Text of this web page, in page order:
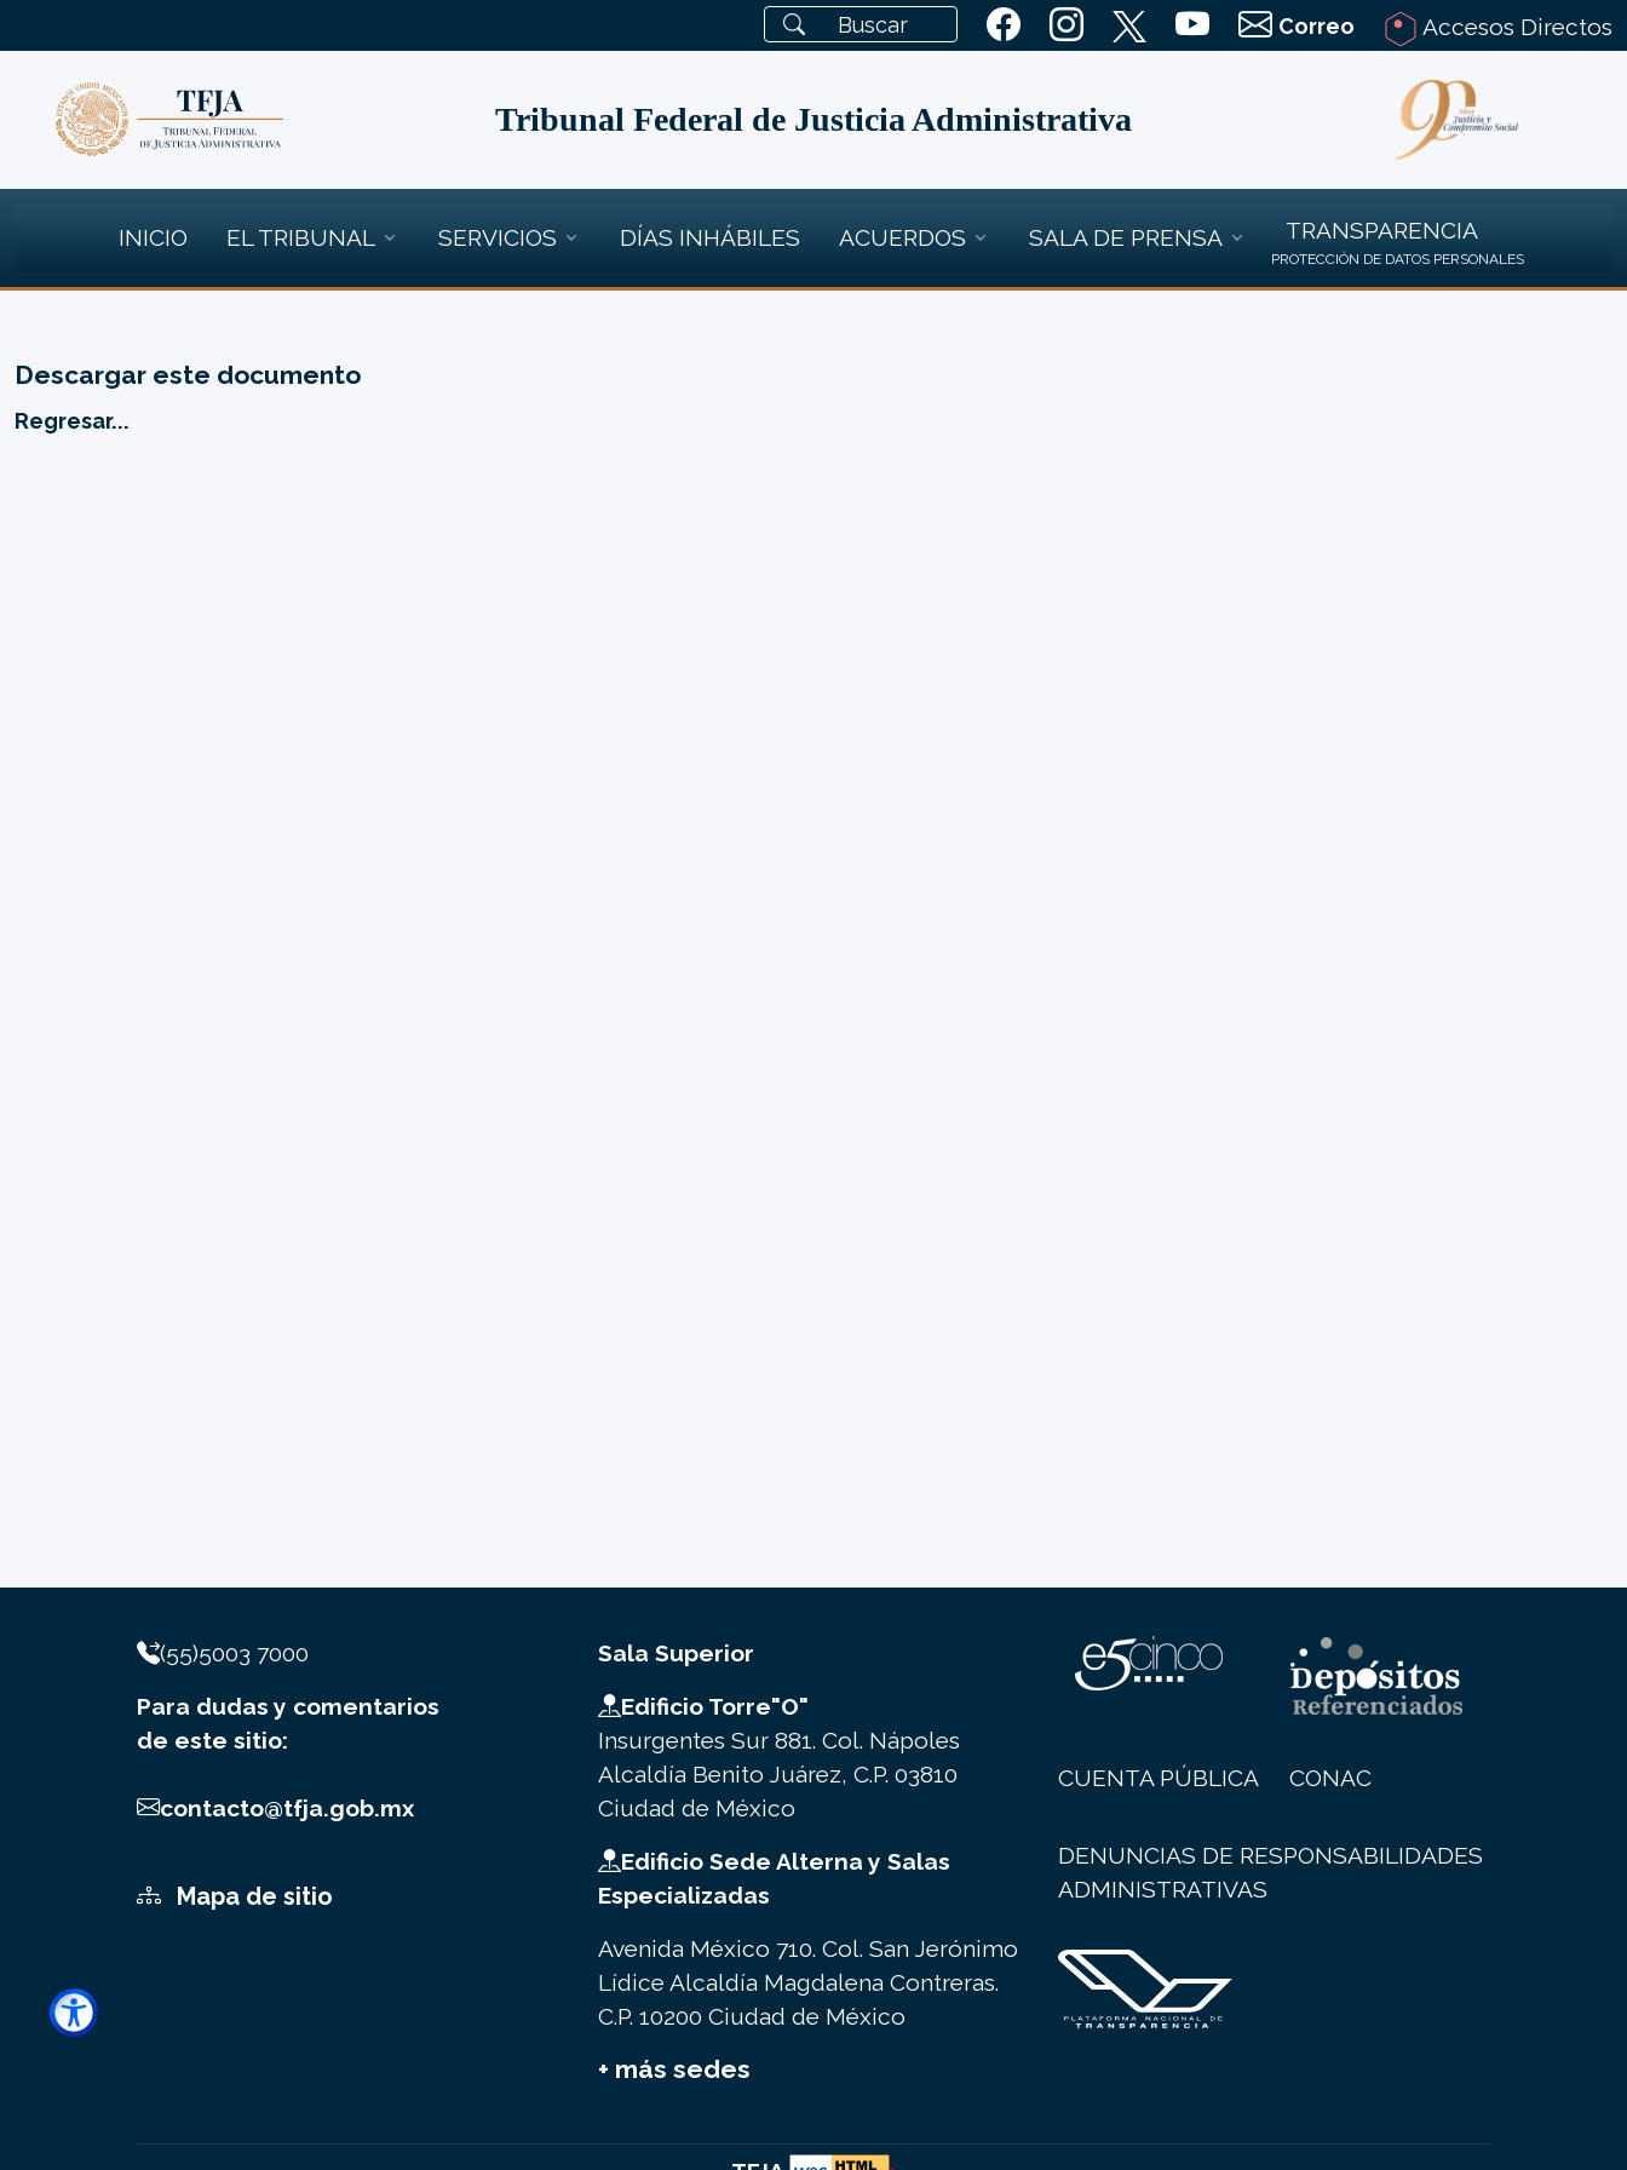
Correo Accesos Directos
Tribunal Federal de Justicia Administrativa
INICIO EL TRIBUNAL SERVICIOS DÍAS INHÁBILES ACUERDOS SALA DE PRENSA TRANSPARENCIA
PROTECCIÓN DE DATOS PERSONALES
Descargar este documento
Regresar...
(55)5003 7000
Para dudas y comentarios
de este sitio:
contacto@tfja.gob.mx
Mapa de sitio
Sala Superior
Edificio Torre"O"
Insurgentes Sur 881. Col. Nápoles
Alcaldía Benito Juárez, C.P. 03810
Ciudad de México
Edificio Sede Alterna y Salas
Especializadas
Avenida México 710. Col. San Jerónimo
Lídice Alcaldía Magdalena Contreras.
C.P. 10200 Ciudad de México
+ más sedes
CUENTA PÚBLICA CONAC
DENUNCIAS DE RESPONSABILIDADES
ADMINISTRATIVAS